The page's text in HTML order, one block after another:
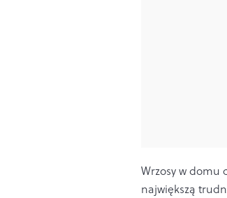
Wrzosy w domu
największą